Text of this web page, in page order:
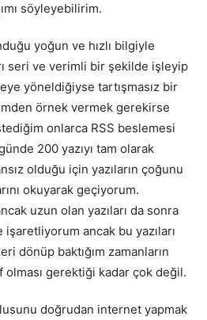
söyleyebilirim.
yoğun ve hızlı bilgiyle
seri ve verimli bir şekilde işleyip
yöneldiğiyse tartışmasız bir
örnek vermek gerekirse
onlarca RSS beslemesi
200 yazıyı tam olarak
olduğu için yazıların çoğunu
okuyarak geçiyorum.
uzun olan yazıları da sonra
ancak bu yazıları
dönüp baktığım zamanların
olması gerektiği kadar çok değil.
doğrudan internet yapmak